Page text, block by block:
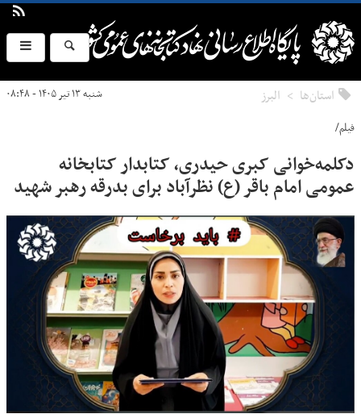
استان‌ها البرز شنبه ۱۳ تیر ۱۴۰۵ - ۰۸:۴۸
فیلم/
دکلمه‌خوانی کبری حیدری، کتابدار کتابخانه
عمومی امام باقر (ع) نظرآباد برای بدرقه رهبر شهید